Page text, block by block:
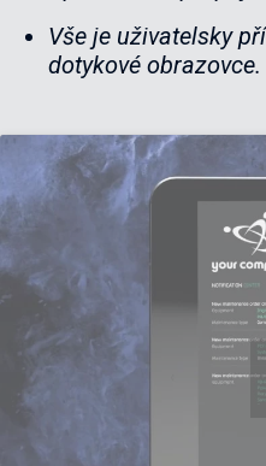
Vše je uživatelsky
dotykové obrazovce.